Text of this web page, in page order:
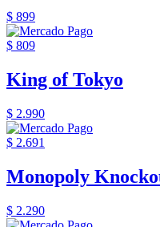
$ 899
$ 809
King of Tokyo
$ 2.990
$ 2.691
Monopoly
$ 2.290